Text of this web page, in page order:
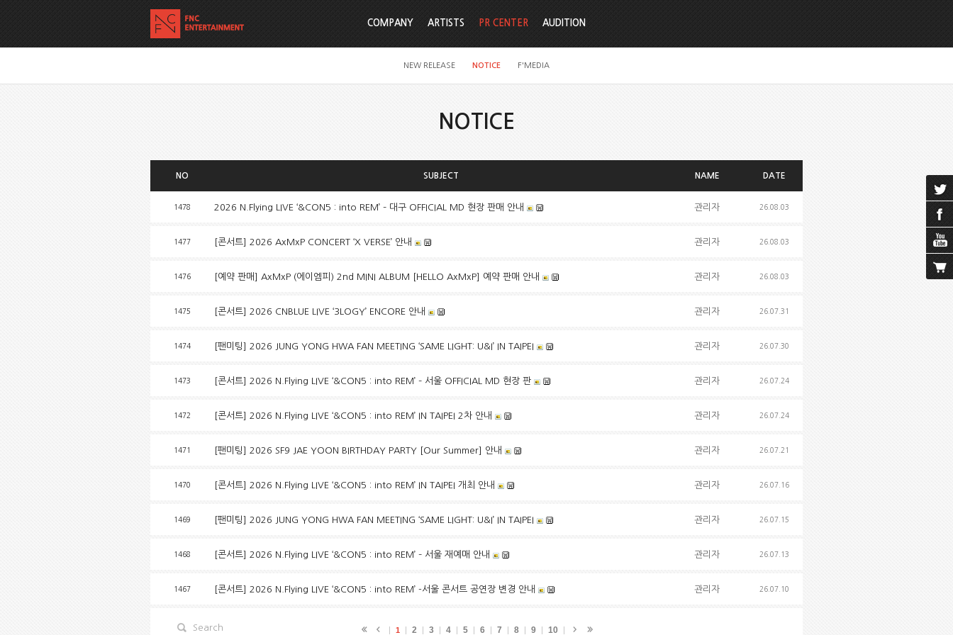
COMPANY ARTISTS PR CENTER
NEW RELEASE NOTICE F'MEDIA
AUDITION
NOTICE
NO SUBJECT NAME DATE
1478 2026 N.Flying LIVE ‘&CON5 : into REM’ – 대구 OFFICIAL MD 현장 판매 안내 관리자 26.08.03
1477 [콘서트] 2026 AxMxP CONCERT ‘X VERSE’ 안내 관리자 26.08.03
1476 [예약 판매] AxMxP (에이엠피) 2nd MINI ALBUM [HELLO AxMxP] 예약 판매 안내 관리자 26.08.03
1475 [콘서트] 2026 CNBLUE LIVE ‘3LOGY’ ENCORE 안내 관리자 26.07.31
1474 [팬미팅] 2026 JUNG YONG HWA FAN MEETING ‘SAME LIGHT: U&I’ IN TAIPEI 관리자 26.07.30
1473 [콘서트] 2026 N.Flying LIVE ‘&CON5 : into REM’ – 서울 OFFICIAL MD 현장 판 관리자 26.07.24
1472 [콘서트] 2026 N.Flying LIVE ‘&CON5 : into REM’ IN TAIPEI 2차 안내 관리자 26.07.24
1471 [팬미팅] 2026 SF9 JAE YOON BIRTHDAY PARTY [Our Summer] 안내 관리자 26.07.21
1470 [콘서트] 2026 N.Flying LIVE ‘&CON5 : into REM’ IN TAIPEI 개최 안내 관리자 26.07.16
1469 [팬미팅] 2026 JUNG YONG HWA FAN MEETING ‘SAME LIGHT: U&I’ IN TAIPEI 관리자 26.07.15
1468 [콘서트] 2026 N.Flying LIVE ‘&CON5 : into REM’ – 서울 재예매 안내 관리자 26.07.13
1467 [콘서트] 2026 N.Flying LIVE ‘&CON5 : into REM’ -서울 콘서트 공연장 변경 안내 관리자 26.07.10
1 2 3 4 5 6 7 8 9 10
Search